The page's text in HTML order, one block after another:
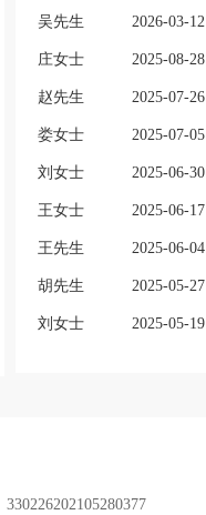
吴先生 2026-03-12
庄女士 2025-08-28
赵先生 2025-07-26
娄女士 2025-07-05
刘女士 2025-06-30
王女士 2025-06-17
王先生 2025-06-04
胡先生 2025-05-27
刘女士 2025-05-19
330226202105280377